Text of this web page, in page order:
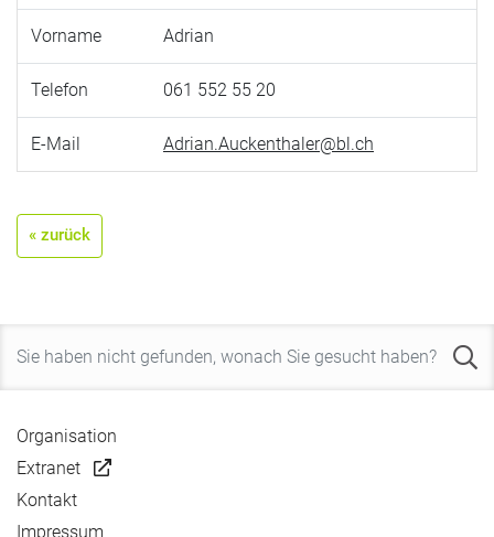
Vorname Adrian
Telefon 061 552 55 20
E-Mail Adrian.Auckenthaler@bl.ch
« zurück
Organisation
Extranet
Kontakt
Impressum